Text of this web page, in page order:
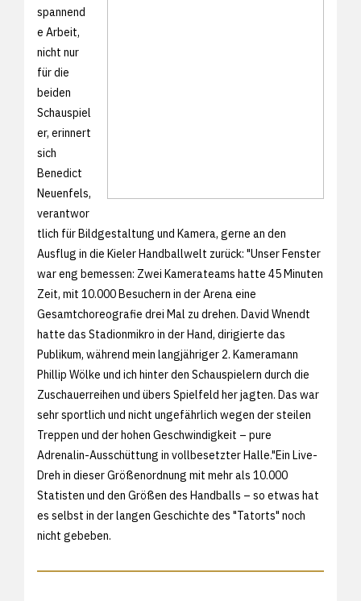
spannend
e Arbeit,
nicht nur
für die
beiden
Schauspiel
er, erinnert
sich
Benedict
Neuenfels,
verantwor
tlich für Bildgestaltung und Kamera, gerne an den
Ausflug in die Kieler Handballwelt zurück: "Unser Fenster
war eng bemessen: Zwei Kamerateams hatte 45 Minuten
Zeit, mit 10.000 Besuchern in der Arena eine
Gesamtchoreografie drei Mal zu drehen. David Wnendt
hatte das Stadionmikro in der Hand, dirigierte das
Publikum, während mein langjähriger 2. Kameramann
Phillip Wölke und ich hinter den Schauspielern durch die
Zuschauerreihen und übers Spielfeld her jagten. Das war
sehr sportlich und nicht ungefährlich wegen der steilen
Treppen und der hohen Geschwindigkeit – pure
Adrenalin-Ausschüttung in vollbesetzter Halle."Ein Live-
Dreh in dieser Größenordnung mit mehr als 10.000
Statisten und den Größen des Handballs – so etwas hat
es selbst in der langen Geschichte des "Tatorts" noch
nicht gebeben.